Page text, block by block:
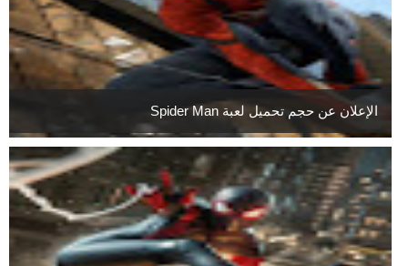
الإعلان عن حجم تحميل لعبة Spider Man